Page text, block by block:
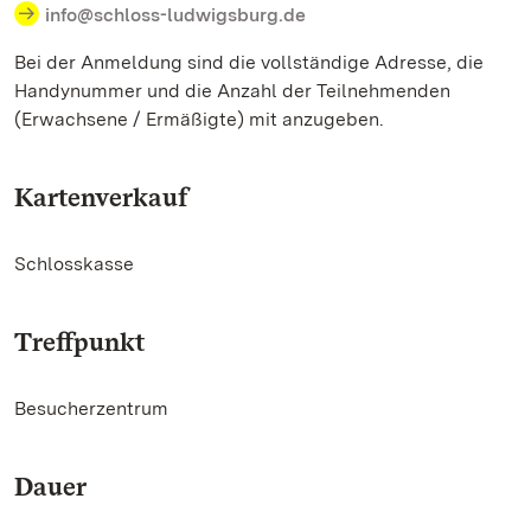
info@schloss-ludwigsburg.de
Bei der Anmeldung sind die vollständige Adresse, die
Handynummer und die Anzahl der Teilnehmenden
(Erwachsene / Ermäßigte) mit anzugeben.
Kartenverkauf
Schlosskasse
Treffpunkt
Besucherzentrum
Dauer